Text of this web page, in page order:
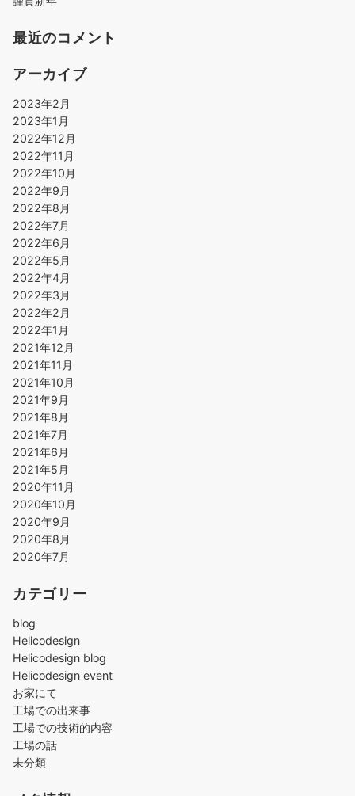
最近のコメント
アーカイブ
2023年2月
2023年1月
2022年12月
2022年11月
2022年10月
2022年9月
2022年8月
2022年7月
2022年6月
2022年5月
2022年4月
2022年3月
2022年2月
2022年1月
2021年12月
2021年11月
2021年10月
2021年9月
2021年8月
2021年7月
2021年6月
2021年5月
2020年11月
2020年10月
2020年9月
2020年8月
2020年7月
カテゴリー
blog
Helicodesign
Helicodesign blog
Helicodesign event
お家にて
工場での出来事
工場での技術的内容
工場の話
未分類